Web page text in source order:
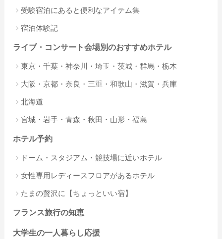
受験宿泊にあると便利なアイテム集
宿泊体験記
ライブ・コンサート会場別のおすすめホテル
東京・千葉・神奈川・埼玉・茨城・群馬・栃木
大阪・京都・奈良・三重・和歌山・滋賀・兵庫
北海道
宮城・岩手・青森・秋田・山形・福島
ホテル予約
ドーム・スタジアム・競技場に近いホテル
女性専用レディースフロアがあるホテル
たまの贅沢に【ちょっといい宿】
フランス旅行の知恵
大学生の一人暮らし応援